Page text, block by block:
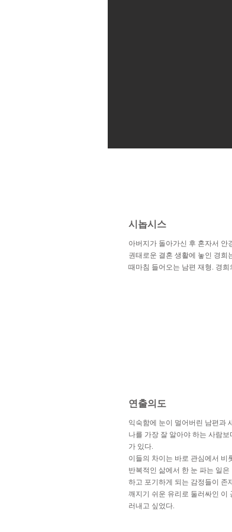
시놉시스
아버지가 돌아가신 후 혼자서 안
권태로운 결혼 생활에 놓인 경희
때마침 들어오는 남편 재형. 경
​연출의도
익숙함에 눈이 멀어버린 남편과
나를 가장 잘 알아야 하는 사람
가 있다.
이들의 차이는 바로 관심에서 비
반복적인 삶에서 한 눈 파는 일
하고 포기하게 되는 감정들이 존
깨지기 쉬운 유리로 둘러싸인 이
러내고 싶었다.